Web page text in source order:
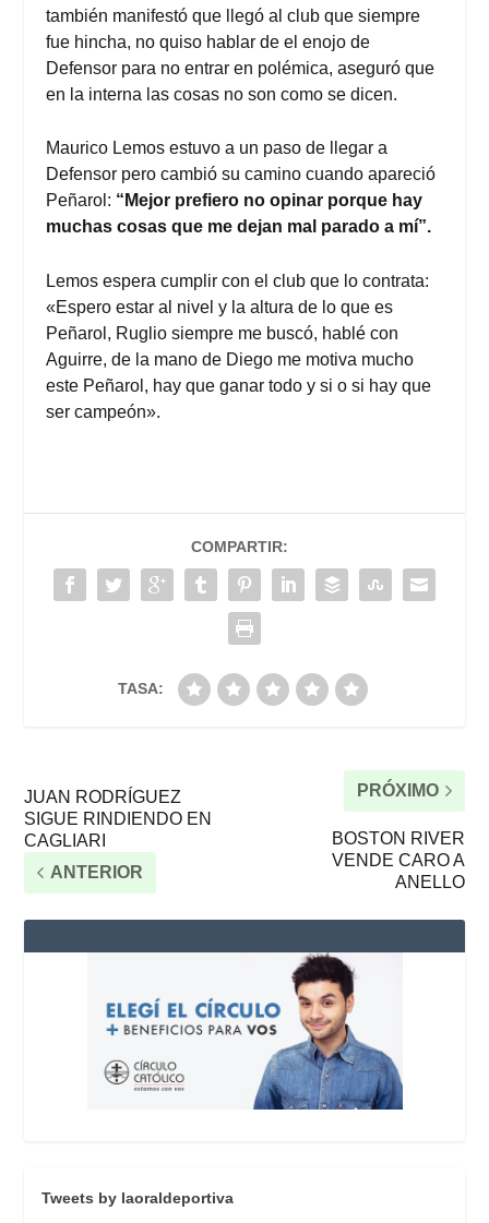
también manifestó que llegó al club que siempre
fue hincha, no quiso hablar de el enojo de
Defensor para no entrar en polémica, aseguró que
en la interna las cosas no son como se dicen.
Maurico Lemos estuvo a un paso de llegar a
Defensor pero cambió su camino cuando apareció
Peñarol: “Mejor prefiero no opinar porque hay
muchas cosas que me dejan mal parado a mí”.
Lemos espera cumplir con el club que lo contrata:
«Espero estar al nivel y la altura de lo que es
Peñarol, Ruglio siempre me buscó, hablé con
Aguirre, de la mano de Diego me motiva mucho
este Peñarol, hay que ganar todo y si o si hay que
ser campeón».
COMPARTIR:
TASA:
JUAN RODRÍGUEZ
SIGUE RINDIENDO EN
CAGLIARI
ANTERIOR
PRÓXIMO
BOSTON RIVER
VENDE CARO A
ANELLO
Tweets by laoraldeportiva